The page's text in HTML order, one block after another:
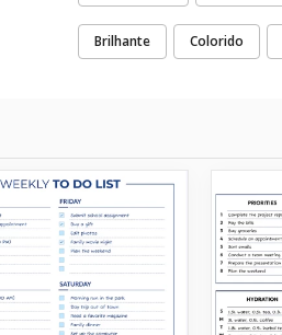
Brilhante Colorido